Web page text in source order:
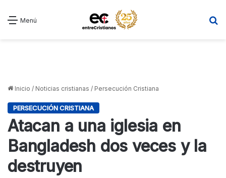
Menú
Inicio / Noticias cristianas / Persecución Cristiana
PERSECUCIÓN CRISTIANA
Atacan a una iglesia en
Bangladesh dos veces y la
destruyen